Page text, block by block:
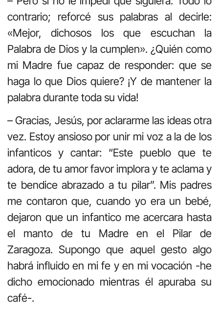
contrario; reforcé sus palabras al decirle:
«Mejor, dichosos los que escuchan la
Palabra de Dios y la cumplen». ¿Quién como
mi Madre fue capaz de responder: que se
haga lo que Dios quiere? ¡Y de mantener la
palabra durante toda su vida!
– Gracias, Jesús, por aclararme las ideas otra
vez. Estoy ansioso por unir mi voz a la de los
infanticos y cantar: “Este pueblo que te
adora, de tu amor favor implora y te aclama y
te bendice abrazado a tu pilar”. Mis padres
me contaron que, cuando yo era un bebé,
dejaron que un infantico me acercara hasta
el manto de tu Madre en el Pilar de
Zaragoza. Supongo que aquel gesto algo
habrá influido en mi fe y en mi vocación -he
dicho emocionado mientras él apuraba su
café-.